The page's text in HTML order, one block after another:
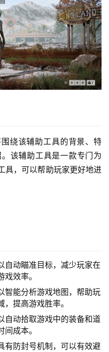
绕该辅助工具的背景、特
该辅助工具是一款专门为
具，可以帮助玩家更好地进
自动瞄准目标，减少玩家在
效率。
智能分析游戏地图，帮助玩
提高游戏胜率。
自动拾取游戏中的装备和道
成本。
有防封号机制，可以有效避